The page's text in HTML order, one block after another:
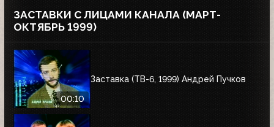
ЗАСТАВКИ С ЛИЦАМИ КАНАЛА (МАРТ-
ОКТЯБРЬ 1999)
00:10
Заставка (ТВ-6, 1999) Андрей Пучков